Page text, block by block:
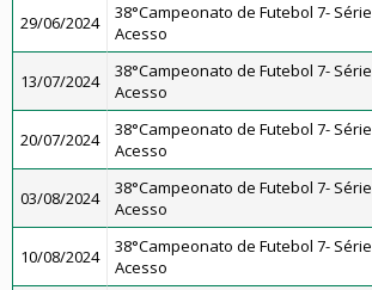
29/06/2024
38°Campeonato de Futebol 7- Série
Acesso
13/07/2024
38°Campeonato de Futebol 7- Série
Acesso
20/07/2024
38°Campeonato de Futebol 7- Série
Acesso
03/08/2024
38°Campeonato de Futebol 7- Série
Acesso
10/08/2024
38°Campeonato de Futebol 7- Série
Acesso